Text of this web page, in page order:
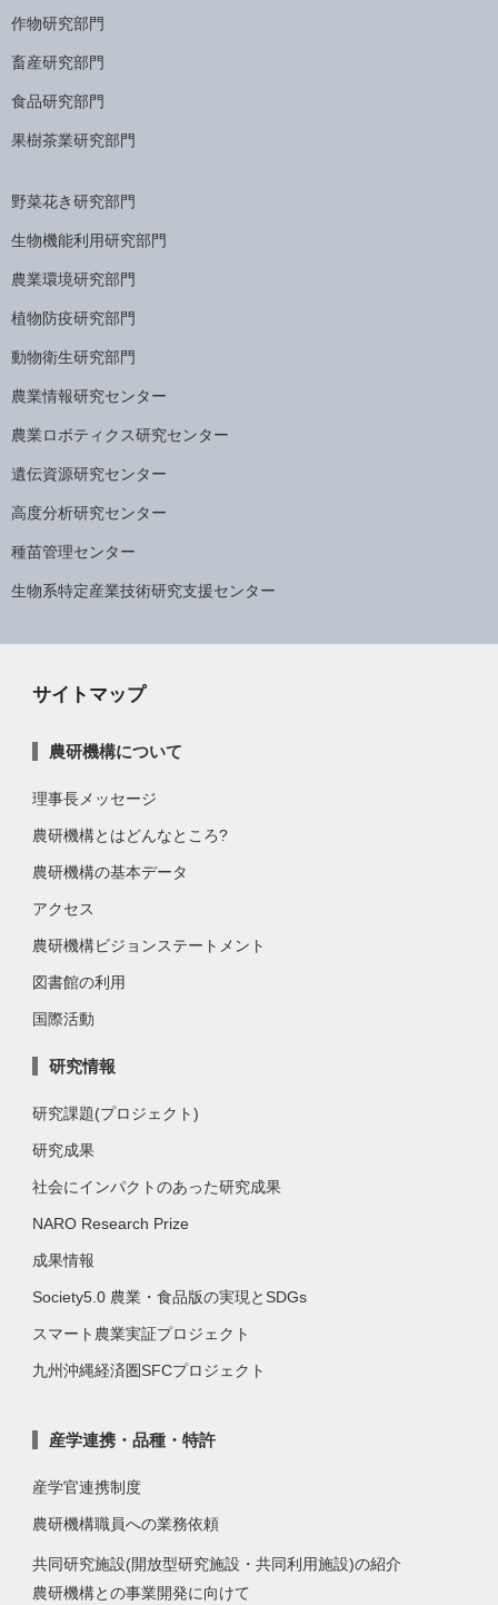
作物研究部門
畜産研究部門
食品研究部門
果樹茶業研究部門
野菜花き研究部門
生物機能利用研究部門
農業環境研究部門
植物防疫研究部門
動物衛生研究部門
農業情報研究センター
農業ロボティクス研究センター
遺伝資源研究センター
高度分析研究センター
種苗管理センター
生物系特定産業技術研究支援センター
サイトマップ
農研機構について
理事長メッセージ
農研機構とはどんなところ?
農研機構の基本データ
アクセス
農研機構ビジョンステートメント
図書館の利用
国際活動
研究情報
研究課題(プロジェクト)
研究成果
社会にインパクトのあった研究成果
NARO Research Prize
成果情報
Society5.0 農業・食品版の実現とSDGs
スマート農業実証プロジェクト
九州沖縄経済圏SFCプロジェクト
産学連携・品種・特許
産学官連携制度
農研機構職員への業務依頼
共同研究施設(開放型研究施設・共同利用施設)の紹介
農研機構との事業開発に向けて